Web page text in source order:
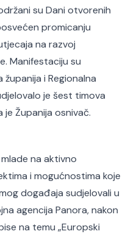
su Dani otvorenih
promicanju
na razvoj
Manifestaciju su
i Regionalna
je šest timova
je Županija osnivač.
na aktivno
i mogućnostima koje
događaja sudjelovali u
agencija Panora, nakon
na temu „Europski